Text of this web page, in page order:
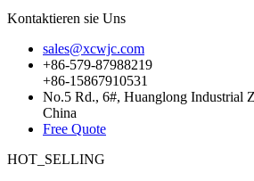
Kontaktieren sie Uns
sales@xcwjc.com
+86-579-87988219
+86-15867910531
No.5 Rd., 6#, Huanglong Industrial
China
Free Quote
HOT_SELLING